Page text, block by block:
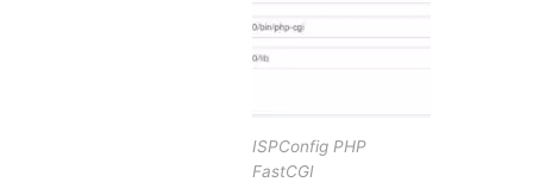
ISPConfig PHP
FastCGI